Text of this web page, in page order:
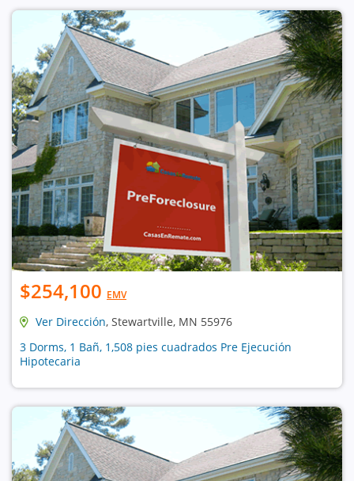
$254,100 EMV
Ver Dirección, Stewartville, MN 55976
3 Dorms, 1 Bañ, 1,508 pies cuadrados Pre Ejecución
Hipotecaria